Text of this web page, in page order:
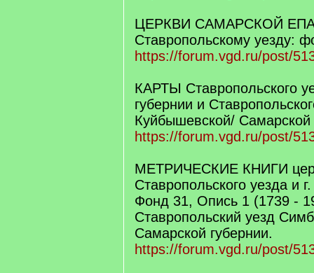
ЦЕРКВИ САМАРСКОЙ
Ставропольскому уезду:
https://forum.vgd.ru/post/
КАРТЫ Ставропольского
губернии и
Куйбышевской/ Самарской
https://forum.vgd.ru/post/
МЕТРИЧЕСКИЕ КНИГИ
Ставропольского уезда и
Фонд 31, Опись 1 (1739 -
Ставропольский уезд
Самарской губернии.
https://forum.vgd.ru/post/